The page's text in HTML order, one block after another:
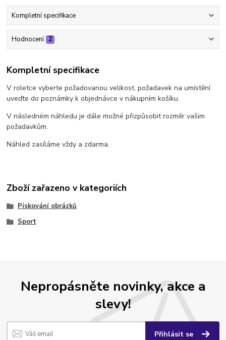
Kompletní specifikace
Hodnocení 2
Kompletní specifikace
V roletce vyberte požadovanou velikost, požadavek na umístění
uveďte do poznámky k objednávce v nákupním košíku.
V následném náhledu je dále možné přizpůsobit rozměr vašim
požadavkům.
Náhled zasíláme vždy a zdarma.
Zboží zařazeno v kategoriích
Pískování obrázků
Sport
Nepropásněte novinky, akce a
slevy!
Přihlásit se